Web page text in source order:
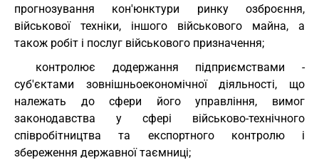
прогнозування кон'юнктури ринку озброєння,
військової техніки, іншого військового майна, а
також робіт і послуг військового призначення;
контролює додержання підприємствами -
суб'єктами зовнішньоекономічної діяльності, що
належать до сфери його управління, вимог
законодавства у сфері військово-технічного
співробітництва та експортного контролю і
збереження державної таємниці;